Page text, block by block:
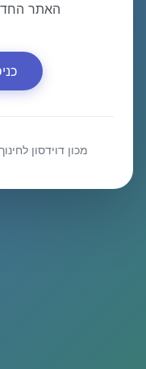
האתר
מכון דוידסון